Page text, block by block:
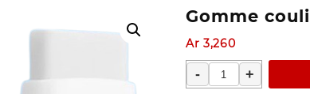
Gomme
Ar 3,260
-
quantité
de
+